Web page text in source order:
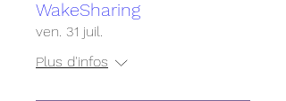
WakeSharing
ven. 31 juil.
Plus d'infos